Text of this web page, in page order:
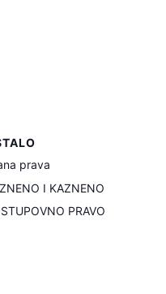
prava
I KAZNENO
PRAVO